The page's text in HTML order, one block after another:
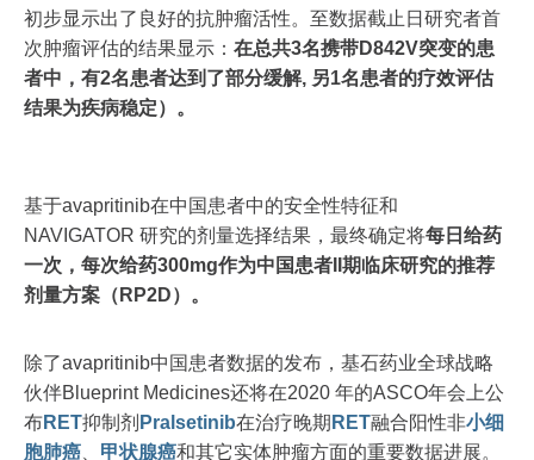
初步显示出了良好的抗肿瘤活性。至数据截止日研究者首
次肿瘤评估的结果显示： 在总共3名携带D842V突变的患
者中，有2名患者达到了部分缓解, 另1名患者的疗效评估
结果为疾病稳定）。
基于avapritinib在中国患者中的安全性特征和
NAVIGATOR 研究的剂量选择结果，最终确定将每日给药
一次，每次给药300mg作为中国患者II期临床研究的推荐
剂量方案（RP2D）。
除了avapritinib中国患者数据的发布，基石药业全球战略
伙伴Blueprint Medicines还将在2020 年的ASCO年会上公
布RET抑制剂 Pralsetinib在治疗晚期 RET融合阳性非小细
胞肺癌 甲状腺癌和其它实体肿瘤方面的重要数据进展。